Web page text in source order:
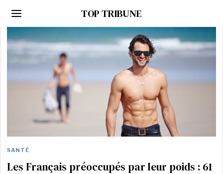
TOP TRIBUNE
SANTÉ
Les Français préoccupés par leur poids : 61